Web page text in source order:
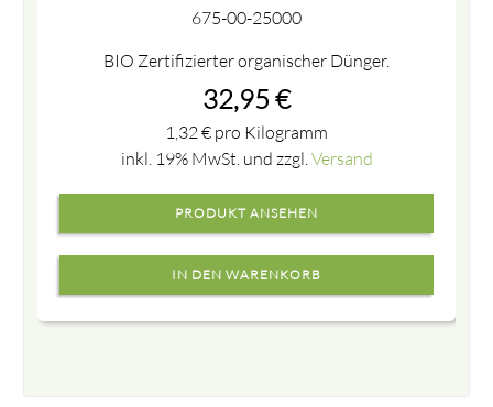
675-00-25000
BIO Zertifizierter organischer Dünger.
32,95 €
1,32€ pro Kilogramm
inkl. 19% MwSt. und zzgl.Versand
PRODUKT ANSEHEN